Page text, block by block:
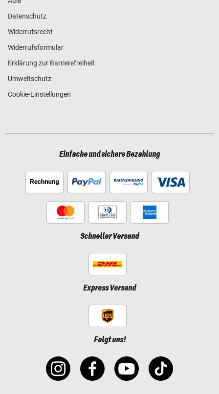
Datenschutz
Widerrufsrecht
Widerrufsformular
Erklärung zur Barrierefreiheit
Umweltschutz
Cookie-Einstellungen
Einfache und sichere Bezahlung
Schneller Versand
Express Versand
Folgt uns!